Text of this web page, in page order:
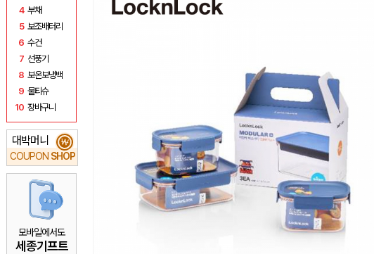
4 부채
5 보조배터리
6 수건
7 선풍기
8 보온보냉백
9 물티슈
10 장바구니
대박머니
COUPON SHOP
₩
모바일에서도
세종기프트